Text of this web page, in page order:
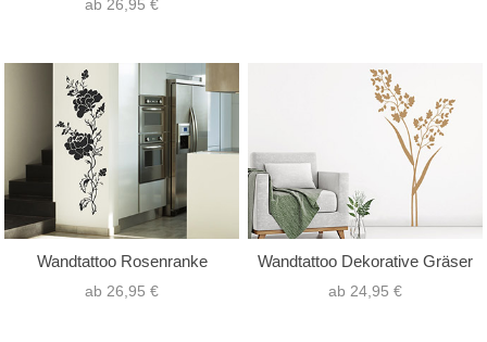
ab 26,95 €
Wandtattoo Rosenranke
ab 26,95 €
Wandtattoo Dekorative Gräser
ab 24,95 €